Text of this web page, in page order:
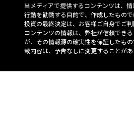
当メディアで提供するコンテンツは、
行動を勧誘する目的で、作成したもの
投資の最終決定は、お客様ご自身でご
コンテンツの情報は、弊社が信頼でき
が、その情報源の確実性を保証したも
載内容は、予告なしに変更することがあ